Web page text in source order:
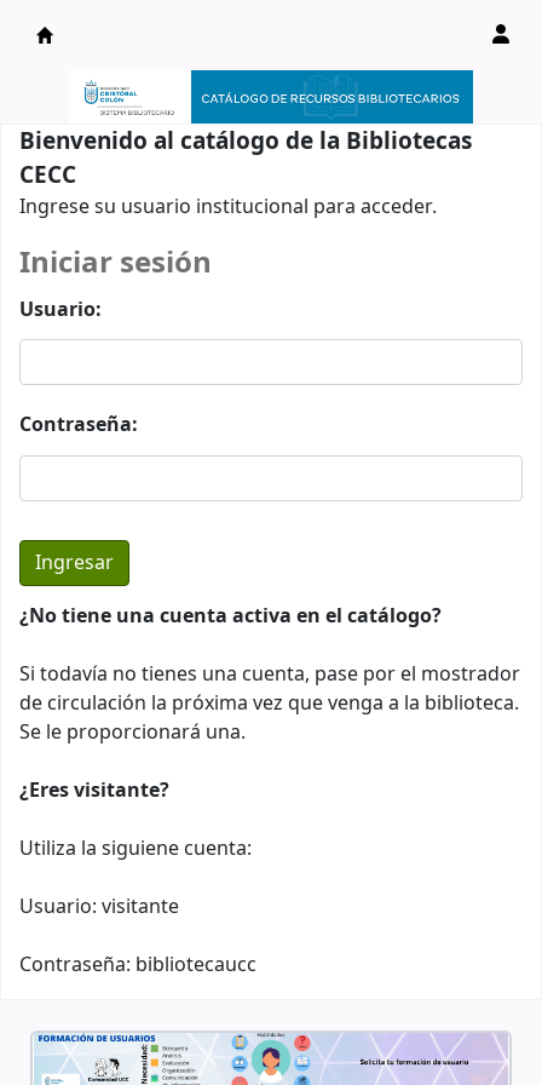
Catálogo en línea
Bienvenido al catálogo de la Bibliotecas
CECC
Ingrese su usuario institucional para acceder.
Iniciar sesión
Usuario:
Contraseña:
¿No tiene una cuenta activa en el catálogo?
Si todavía no tienes una cuenta, pase por el mostrador
de circulación la próxima vez que venga a la biblioteca.
Se le proporcionará una.
¿Eres visitante?
Utiliza la siguiene cuenta:
Usuario: visitante
Contraseña: bibliotecaucc